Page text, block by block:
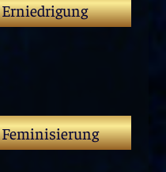
Erniedrigung
Feminisierung